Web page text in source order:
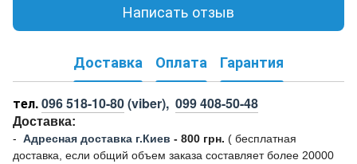
Написать отзыв
Доставка Оплата Гарантия
тел.096 518-10-80(viber), 099 408-50-48
Доставка:
- Адресная доставка г.Киев - 800 грн. ( бесплатная
доставка, если общий объем заказа составляет более 20000